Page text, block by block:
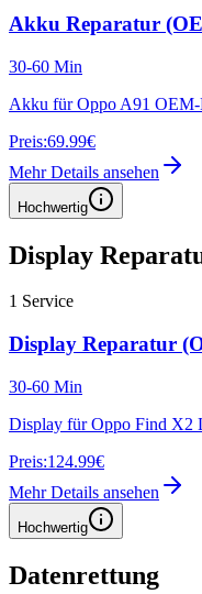
Akku Reparatur
30-60 Min
Akku für Oppo A91 OEM-
Preis:69.99€
Mehr Details ansehen
Hochwertig
Display
1 Service
Display Reparatur
30-60 Min
Display für Oppo Find X2
Preis:124.99€
Mehr Details ansehen
Hochwertig
Datenrettung